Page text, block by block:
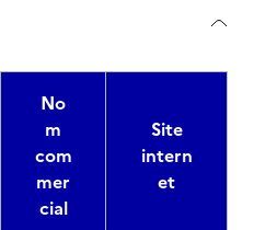
No
m
com
mer
cial
Site
intern
et